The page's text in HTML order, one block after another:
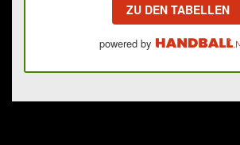
ZU DEN TABELLEN
powered by